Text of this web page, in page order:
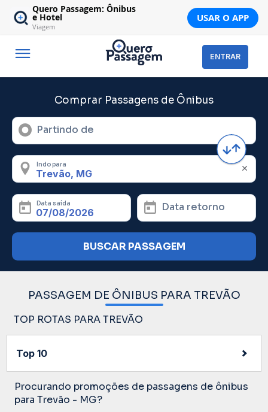
Quero Passagem: Ônibus
e Hotel
Viagem
USAR O APP
ENTRAR
Comprar Passagens de Ônibus
Partindo de
Indo para
Data saída Data retorno
BUSCAR PASSAGEM
PASSAGEM DE ÔNIBUS PARA TREVÃO
TOP ROTAS PARA TREVÃO
Top 10
Procurando promoções de passagens de ônibus
para Trevão - MG?